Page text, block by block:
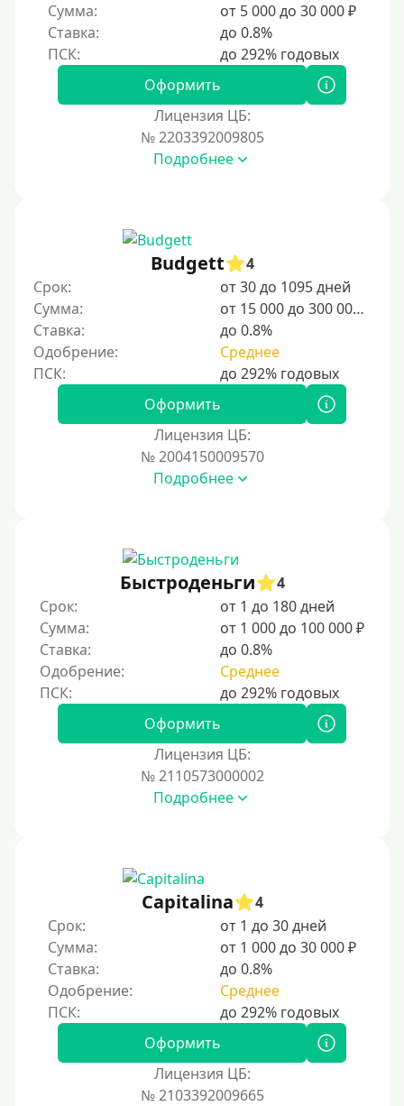
Сумма:
от 5 000 до 30 000 ₽
Ставка:
до 0.8%
Оформить
Лицензия ЦБ:
№ 2203392009805
Подробнее
Budgett
4
Срок:
от 30 до 1095 дней
Сумма:
от 15 000 до 300 000 ₽
Ставка:
до 0.8%
Одобрение:
Среднее
Оформить
Лицензия ЦБ:
№ 2004150009570
Подробнее
Быстроденьги
4
Срок:
от 1 до 180 дней
Сумма:
от 1 000 до 100 000 ₽
Ставка:
до 0.8%
Одобрение:
Среднее
Оформить
Лицензия ЦБ:
№ 2110573000002
Подробнее
Capitalina
4
Срок:
от 1 до 30 дней
Сумма:
от 1 000 до 30 000 ₽
Ставка:
до 0.8%
Одобрение:
Среднее
Оформить
Лицензия ЦБ:
№ 2103392009665